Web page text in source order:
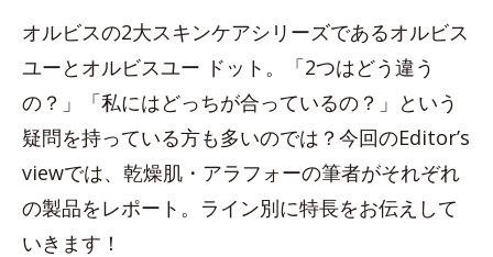
オルビスの2大スキンケアシリーズであるオルビス
ユーとオルビスユー ドット。「2つはどう違う
の？」「私にはどっちが合っているの？」という
疑問を持っている方も多いのでは？今回のEditor’s
viewでは、乾燥肌・アラフォーの筆者がそれぞれ
の製品をレポート。ライン別に特長をお伝えして
いきます！